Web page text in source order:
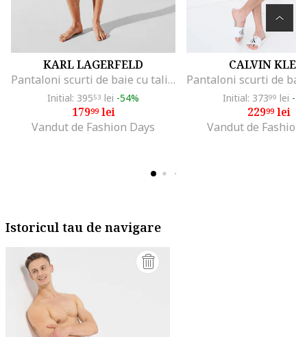
KARL LAGERFELD
Pantaloni scurti de baie cu talie ajustabila, Albastru ultramarin
Initial: 39553 lei -54%
17999lei
Vandut de Fashion Days
CALVIN
Initial: 37399 lei -
22999lei
Vandut de Fashion
Istoricul tau de navigare